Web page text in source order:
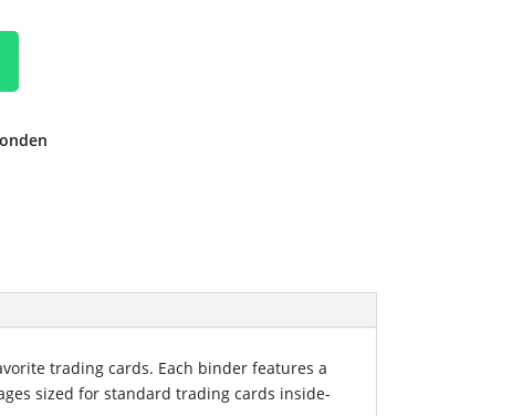
trading cards. Each binder features a
sized for standard trading cards inside-